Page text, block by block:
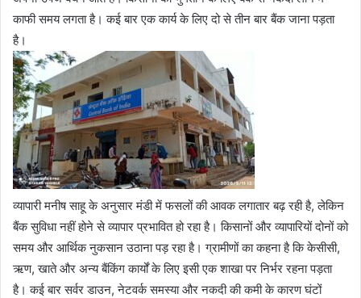
काफी समय लगता है। कई बार एक कार्य के लिए दो से तीन बार बैंक जाना पड़ता
है।
व्यापारी मनीष साहू के अनुसार मंडी में फसलों की आवक लगातार बढ़ रही है, लेकिन
बैंक सुविधा नहीं होने से व्यापार प्रभावित हो रहा है। किसानों और व्यापारियों दोनों को
समय और आर्थिक नुकसान उठाना पड़ रहा है। ग्रामीणों का कहना है कि केसीसी,
ऋण, खाते और अन्य बैंकिंग कार्यों के लिए इसी एक शाखा पर निर्भर रहना पड़ता
है। कई बार सर्वर डाउन, नेटवर्क समस्या और नकदी की कमी के कारण घंटों